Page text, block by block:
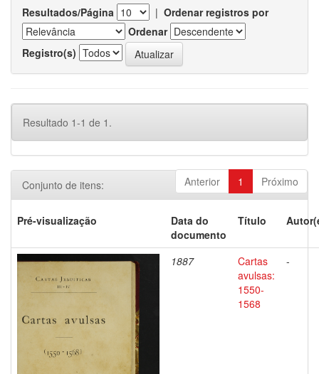
Resultados/Página | Ordenar registros por
Ordenar
Registro(s)
Resultado 1-1 de 1.
Anterior 1 Próximo
Conjunto de itens:
Pré-visualização
Data do
documento
Título
1887
Cartas
avulsas:
1550-
1568
-